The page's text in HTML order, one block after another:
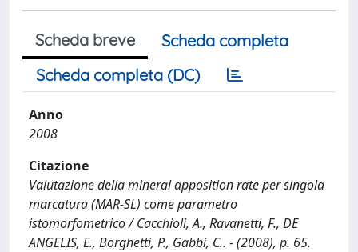
Scheda breve
Scheda completa
Scheda completa (DC)
Anno
2008
Citazione
Valutazione della mineral apposition rate per singola
marcatura (MAR-SL) come parametro
istomorfometrico / Cacchioli, A., Ravanetti, F., DE
ANGELIS, E., Borghetti, P., Gabbi, C.. - (2008), p. 65.